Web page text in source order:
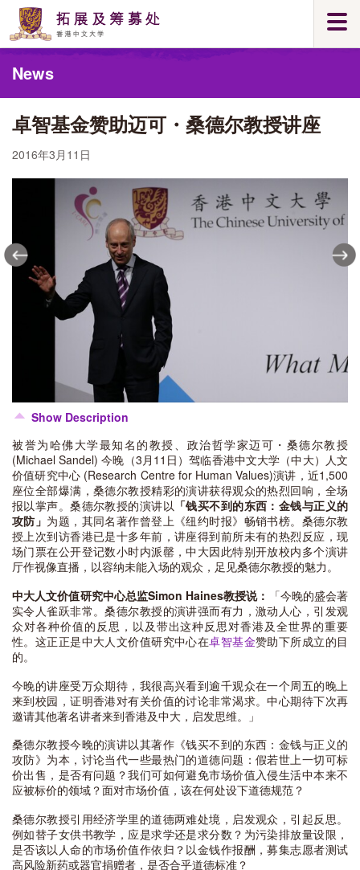
Skip
main
Main
content
News
卓智基金赞助迈可・桑德尔教授讲座
2016年3月11日
Show Description
被誉为哈佛大学最知名的教授、政治哲学家迈可・桑德尔教授
(Michael Sandel) 今晚（3月11日）驾临香港中文大学（中大）人文
价值研究中心 (Research Centre for Human Values)演讲，近1,500
座位全部爆满，桑德尔教授精彩的演讲获得观众的热烈回响，全场
报以掌声。桑德尔教授的演讲以 「钱买不到的东西：金钱与正义的
攻防」 为题，其同名著作曾登上《纽约时报》畅销书榜。桑德尔教
授上次到访香港已是十多年前，讲座得到前所未有的热烈反应，现
场门票在公开登记数小时内派罄，中大因此特别开放校内多个演讲
厅作视像直播，以容纳未能入场的观众，足见桑德尔教授的魅力。
中大人文价值研究中心总监Simon Haines教授说：
「今晚的盛会著
实令人雀跃非常。桑德尔教授的演讲强而有力，激动人心，引发观
众对各种价值的反思，以及带出这种反思对香港及全世界的重要
性。这正正是中大人文价值研究中心在卓智基金赞助下所成立的目
的。
今晚的讲座受万众期待，我很高兴看到逾千观众在一个周五的晚上
来到校园，证明香港对有关价值的讨论非常渴求。中心期待下次再
邀请其他著名讲者来到香港及中大，启发思维。」
桑德尔教授今晚的演讲以其著作《钱买不到的东西：金钱与正义的
攻防》为本，讨论当代一些最热门的道德问题：假若世上一切可标
价出售，是否有问题？我们可如何避免市场价值入侵生活中本来不
应被标价的领域？面对市场价值，该在何处设下道德规范？
桑德尔教授引用经济学里的道德两难处境，启发观众，引起反思。
例如替子女供书教学，应是求学还是求分数？为污染排放量设限，
是否该以人命的市场价值作依归？以金钱作报酬，募集志愿者测试
高风险新药或器官捐赠者，是否合乎道德标准？